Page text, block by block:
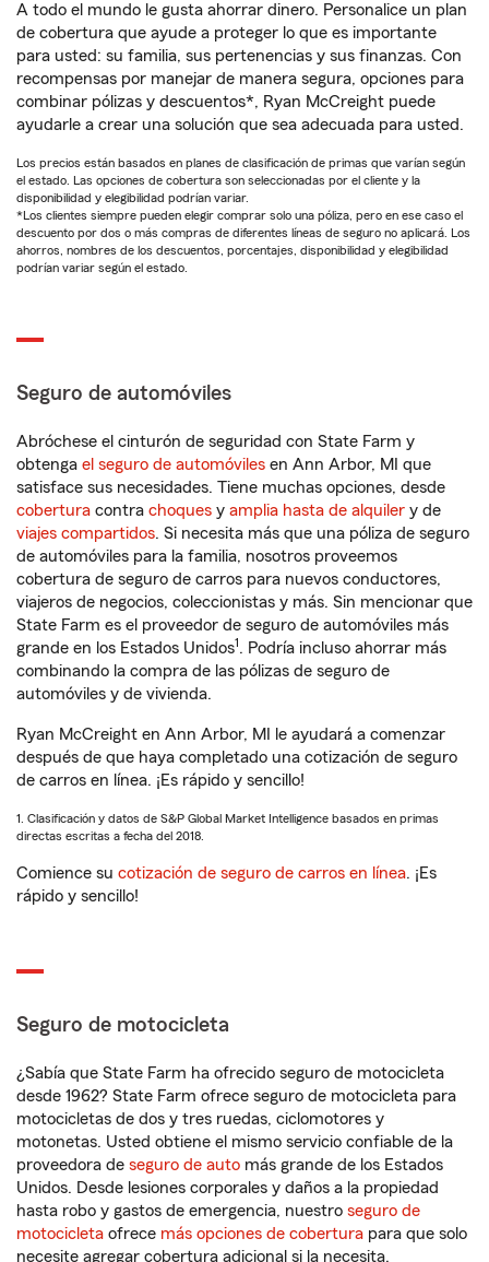
A todo el mundo le gusta ahorrar dinero. Personalice un plan
de cobertura que ayude a proteger lo que es importante
para usted: su familia, sus pertenencias y sus finanzas. Con
recompensas por manejar de manera segura, opciones para
combinar pólizas y descuentos*, Ryan McCreight puede
ayudarle a crear una solución que sea adecuada para usted.
Los precios están basados en planes de clasificación de primas que varían según
el estado. Las opciones de cobertura son seleccionadas por el cliente y la
disponibilidad y elegibilidad podrían variar.
*Los clientes siempre pueden elegir comprar solo una póliza, pero en ese caso el
descuento por dos o más compras de diferentes líneas de seguro no aplicará. Los
ahorros, nombres de los descuentos, porcentajes, disponibilidad y elegibilidad
podrían variar según el estado.
Seguro de automóviles
Abróchese el cinturón de seguridad con State Farm y
obtenga el seguro de automóviles en Ann Arbor, MI que
satisface sus necesidades. Tiene muchas opciones, desde
cobertura contra choques y amplia hasta de alquiler y de
viajes compartidos. Si necesita más que una póliza de seguro
de automóviles para la familia, nosotros proveemos
cobertura de seguro de carros para nuevos conductores,
viajeros de negocios, coleccionistas y más. Sin mencionar que
State Farm es el proveedor de seguro de automóviles más
grande en los Estados Unidos1. Podría incluso ahorrar más
combinando la compra de las pólizas de seguro de
automóviles y de vivienda.
Ryan McCreight en Ann Arbor, MI le ayudará a comenzar
después de que haya completado una cotización de seguro
de carros en línea. ¡Es rápido y sencillo!
1. Clasificación y datos de S&P Global Market Intelligence basados en primas
directas escritas a fecha del 2018.
Comience su cotización de seguro de carros en línea. ¡Es
rápido y sencillo!
Seguro de motocicleta
¿Sabía que State Farm ha ofrecido seguro de motocicleta
desde 1962? State Farm ofrece seguro de motocicleta para
motocicletas de dos y tres ruedas, ciclomotores y
motonetas. Usted obtiene el mismo servicio confiable de la
proveedora de seguro de auto más grande de los Estados
Unidos. Desde lesiones corporales y daños a la propiedad
hasta robo y gastos de emergencia, nuestro seguro de
motocicleta ofrece más opciones de cobertura para que solo
necesite agregar cobertura adicional si la necesita.